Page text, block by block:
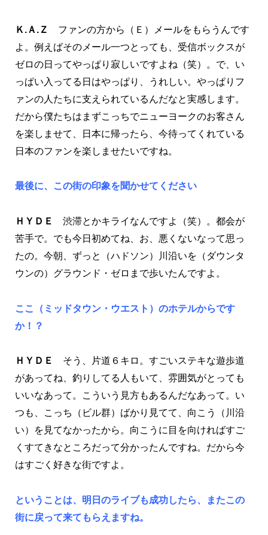
Ｋ.Ａ.Ｚ
ファンの方から（Ｅ）メールをもらうんです
よ。例えばそのメール一つとっても、受信ボックスが
ゼロの日ってやっぱり寂しいですよね（笑）。で、い
っぱい入ってる日はやっぱり、うれしい。やっぱりフ
ァンの人たちに支えられているんだなと実感します。
だから僕たちはまずこっちでニューヨークのお客さん
を楽しませて、日本に帰ったら、今待ってくれている
日本のファンを楽しませたいですね。
最後に、この街の印象を聞かせてください
ＨＹＤＥ
渋滞とかキライなんですよ（笑）。都会が
苦手で。でも今日初めてね、お、悪くないなって思っ
たの。今朝、ずっと（ハドソン）川沿いを（ダウンタ
ウンの）グラウンド・ゼロまで歩いたんですよ。
ここ（ミッドタウン・ウエスト）のホテルからです
か！？
ＨＹＤＥ
そう、片道６キロ。すごいステキな遊歩道
があってね、釣りしてる人もいて、雰囲気がとっても
いいなあって。こういう見方もあるんだなあって。い
つも、こっち（ビル群）ばかり見てて、向こう（川沿
い）を見てなかったから。向こうに目を向ければすご
くすてきなところだって分かったんですね。だから今
はすごく好きな街ですよ。
ということは、明日のライブも成功したら、またこの
街に戻って来てもらえますね。